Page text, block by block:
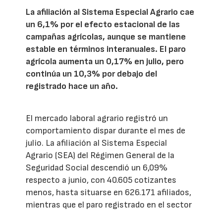
La afiliación al Sistema Especial Agrario cae
un 6,1% por el efecto estacional de las
campañas agrícolas, aunque se mantiene
estable en términos interanuales. El paro
agrícola aumenta un 0,17% en julio, pero
continúa un 10,3% por debajo del
registrado hace un año.
El mercado laboral agrario registró un
comportamiento dispar durante el mes de
julio. La afiliación al Sistema Especial
Agrario (SEA) del Régimen General de la
Seguridad Social descendió un 6,09%
respecto a junio, con 40.605 cotizantes
menos, hasta situarse en 626.171 afiliados,
mientras que el paro registrado en el sector